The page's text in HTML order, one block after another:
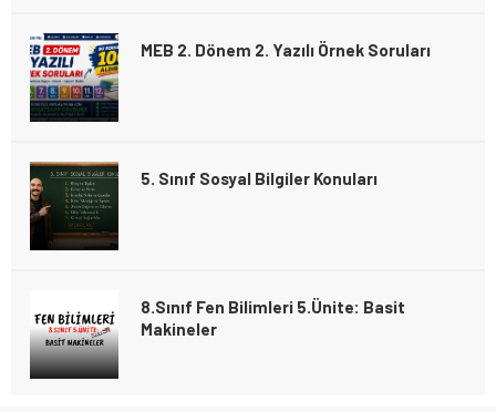
MEB 2. Dönem 2. Yazılı Örnek Soruları
5. Sınıf Sosyal Bilgiler Konuları
8.Sınıf Fen Bilimleri 5.Ünite: Basit
Makineler